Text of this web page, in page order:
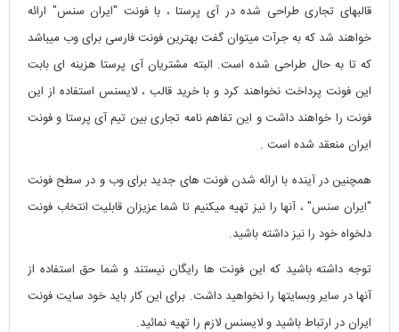
قالبهای تجاری طراحی شده در آی پرستا ، با فونت "ایران سنس" ارائه
خواهند شد که به جرآت میتوان گفت بهترین فونت فارسی برای وب میباشد
که تا به حال طراحی شده است. البته مشتریان آی پرستا هزینه ای بابت
این فونت پرداخت نخواهند کرد و با خرید قالب ، لایسنس استفاده از این
فونت را خواهند داشت و این تفاهم نامه تجاری بین تیم آی پرستا و فونت
ایران منعقد شده است .
همچنین در آینده با ارائه شدن فونت های جدید برای وب و در سطح فونت
"ایران سنس" ، آنها را نیز تهیه میکنیم تا شما عزیزان قابلیت انتخاب فونت
دلخواه خود را نیز داشته باشید.
توجه داشته باشید که این فونت ها رایگان نیستند و شما حق استفاده از
آنها در سایر وبسایتها را نخواهید داشت. برای این کار باید خود سایت فونت
ایران در ارتباط باشید و لایسنس لازم را تهیه نمائید.